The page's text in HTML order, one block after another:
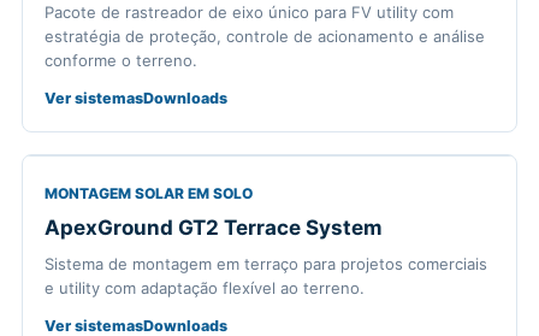
Pacote de rastreador de eixo único para FV utility com
estratégia de proteção, controle de acionamento e análise
conforme o terreno.
Ver sistemasDownloads
MONTAGEM SOLAR EM SOLO
ApexGround GT2 Terrace System
Sistema de montagem em terraço para projetos comerciais
e utility com adaptação flexível ao terreno.
Ver sistemasDownloads